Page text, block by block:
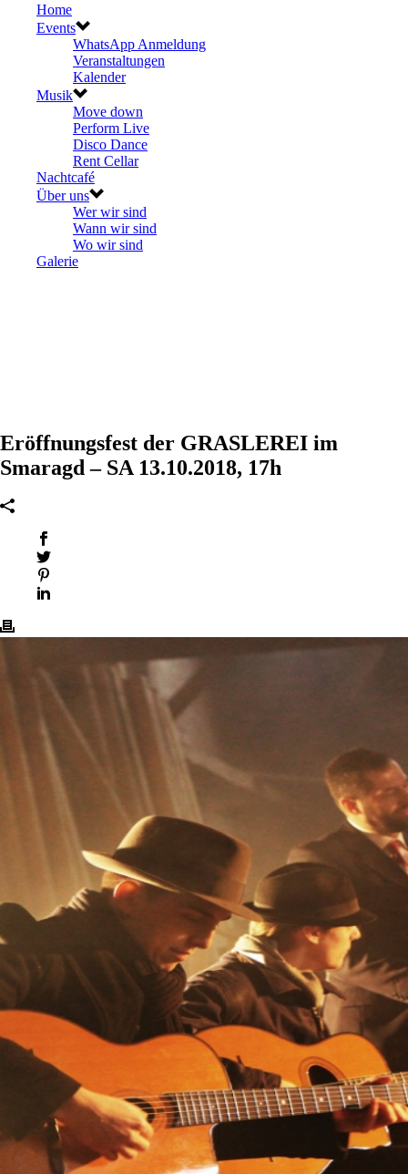
Home
Events
WhatsApp Anmeldung
Veranstaltungen
Kalender
Musik
Move down
Perform Live
Disco Dance
Rent Cellar
Nachtcafé
Über uns
Wer wir sind
Wann wir sind
Wo wir sind
Galerie
Eröffnungsfest der GRASLEREI im
Smaragd – SA 13.10.2018, 17h